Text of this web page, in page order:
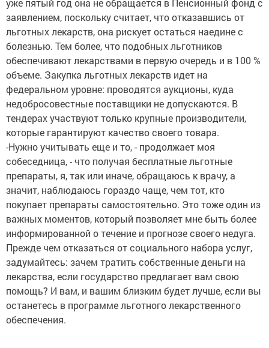
уже пятый год она не обращается в Пенсионный фонд с
заявлением, поскольку считает, что отказавшись от
льготных лекарств, она рискует остаться наедине с
болезнью. Тем более, что подобных льготников
обеспечивают лекарствами в первую очередь и в 100 %
объеме. Закупка льготных лекарств идет на
федеральном уровне: проводятся аукционы, куда
недобросовестные поставщики не допускаются. В
тендерах участвуют только крупные производители,
которые гарантируют качество своего товара.
-Нужно учитывать еще и то, - продолжает моя
собеседница, - что получая бесплатные льготные
препараты, я, так или иначе, обращаюсь к врачу, а
значит, наблюдаюсь гораздо чаще, чем тот, кто
покупает препараты самостоятельно. Это тоже один из
важных моментов, который позволяет мне быть более
информированной о течение и прогнозе своего недуга.
Прежде чем отказаться от социального набора услуг,
задумайтесь: зачем тратить собственные деньги на
лекарства, если государство предлагает вам свою
помощь? И вам, и вашим близким будет лучше, если вы
останетесь в программе льготного лекарственного
обеспечения.